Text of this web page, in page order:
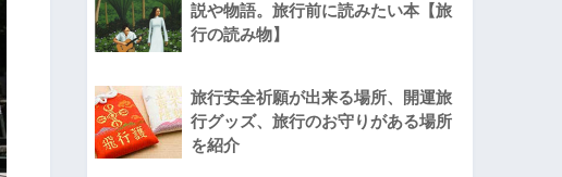
説や物語。旅行前に読みたい本【旅
行の読み物】
旅行安全祈願が出来る場所、開運旅
行グッズ、旅行のお守りがある場所
を紹介